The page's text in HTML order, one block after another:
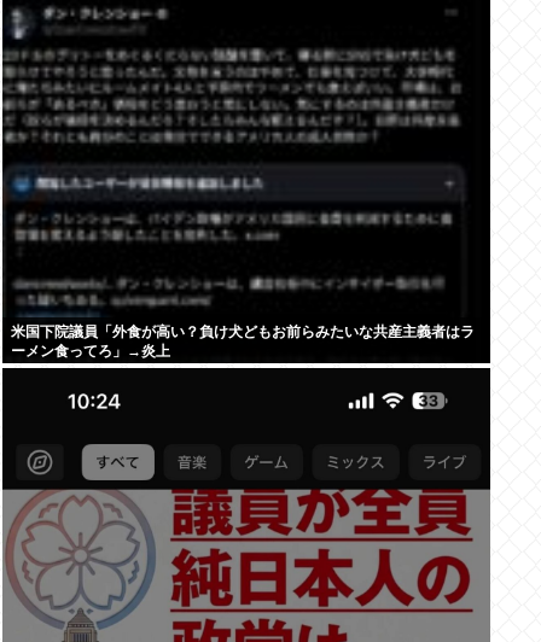
米国下院議員「外食が高い？負け犬どもお前らみたいな共産主義者はラ
ーメン食ってろ」→炎上